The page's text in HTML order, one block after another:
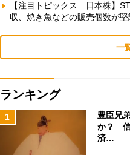
【注目トピックス 日本株】
収、焼き魚などの販売個数が
一
ランキング
1
豊臣兄
か？ 信
済…